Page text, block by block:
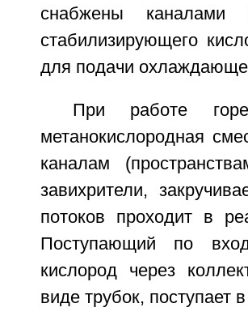
снабжены
стабилизирующего
для подачи
При работе
метанокислородная
каналам
завихрители,
потоков проходит в
Поступающий по
кислород через
виде трубок, поступает